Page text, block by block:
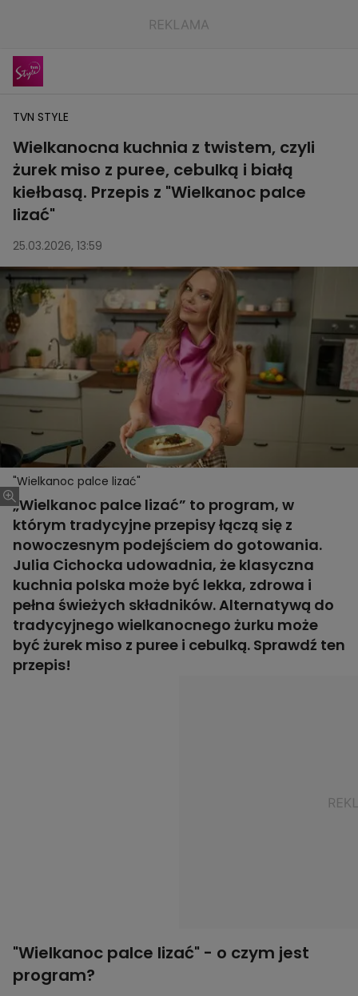
TVN STYLE
Wielkanocna kuchnia z twistem, czyli
żurek miso z puree, cebulką i białą
kiełbasą. Przepis z "Wielkanoc palce
lizać"
25.03.2026, 13:59
"Wielkanoc palce lizać"
„Wielkanoc palce lizać” to program, w
którym tradycyjne przepisy łączą się z
nowoczesnym podejściem do gotowania.
Julia Cichocka udowadnia, że klasyczna
kuchnia polska może być lekka, zdrowa i
pełna świeżych składników. Alternatywą do
tradycyjnego wielkanocnego żurku może
być żurek miso z puree i cebulką. Sprawdź ten
przepis!
"Wielkanoc palce lizać" - o czym jest
program?